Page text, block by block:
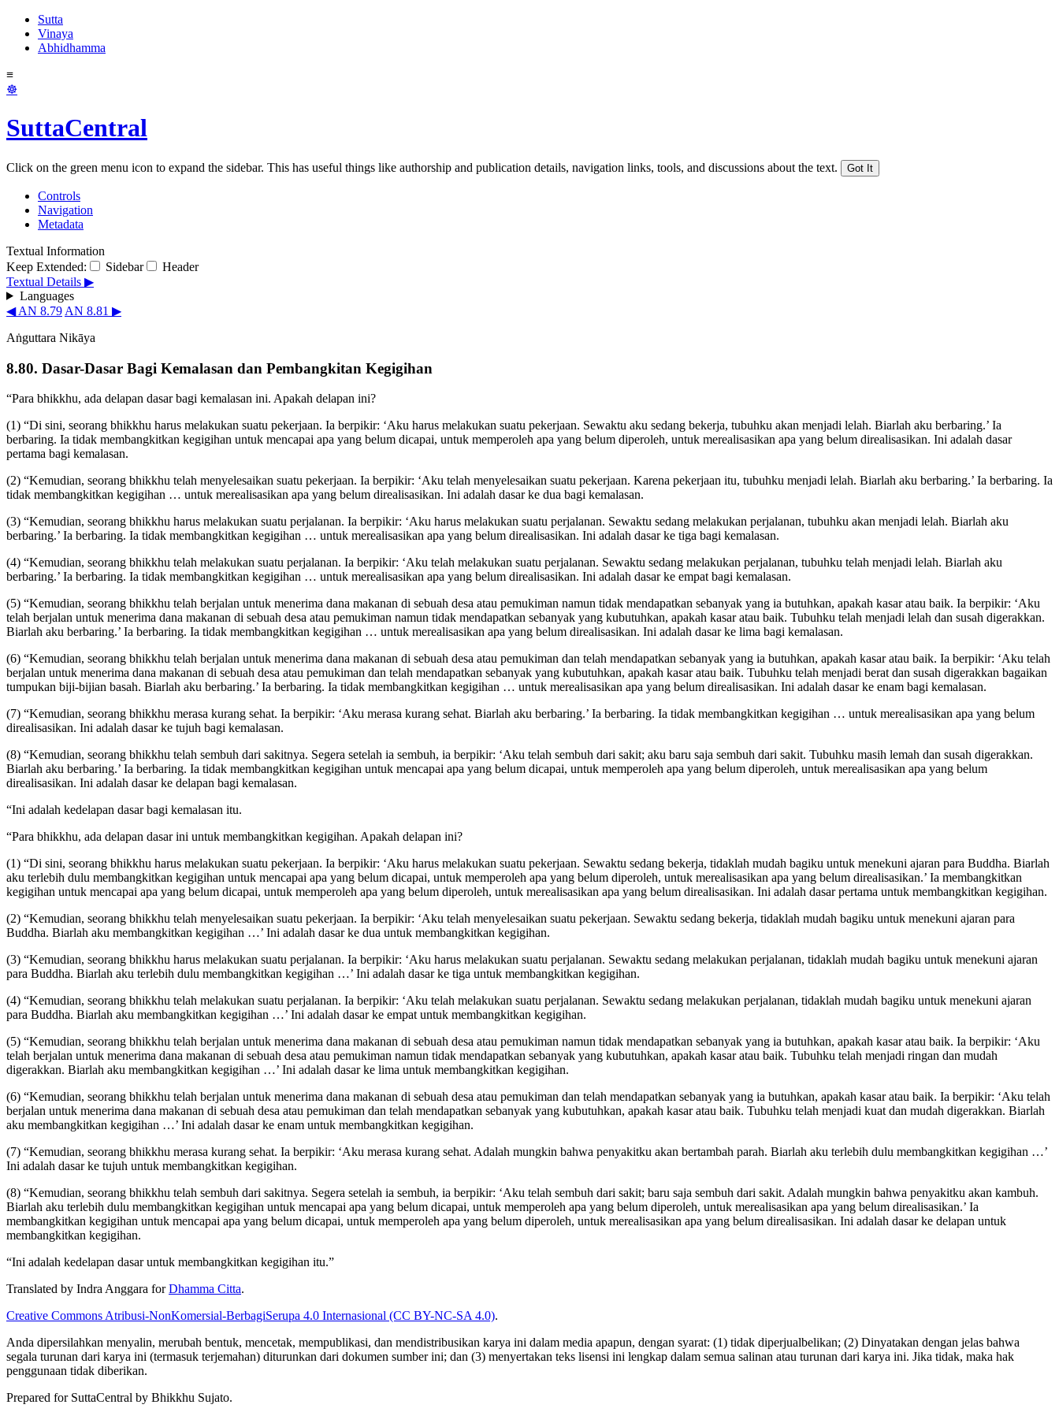
Sutta
Vinaya
Abhidhamma
≡
☸
SuttaCentral
Click on the green menu icon to expand the sidebar. This has useful things like authorship and publication details, navigation links, tools, and discussions about the text. Got It
Controls
Navigation
Metadata
Textual Information
Keep Extended:
Sidebar
Header
Textual Details ▶
Languages
◀ AN 8.79 AN 8.81 ▶
Aṅguttara Nikāya
8.80. Dasar-Dasar Bagi Kemalasan dan Pembangkitan Kegigihan
“Para bhikkhu, ada delapan dasar bagi kemalasan ini. Apakah delapan ini?
(1) “Di sini, seorang bhikkhu harus melakukan suatu pekerjaan. Ia berpikir: ‘Aku harus melakukan suatu pekerjaan. Sewaktu aku sedang bekerja, tubuhku akan menjadi lelah. Biarlah aku berbaring.’ Ia
berbaring. Ia tidak membangkitkan kegigihan untuk mencapai apa yang belum dicapai, untuk memperoleh apa yang belum diperoleh, untuk merealisasikan apa yang belum direalisasikan. Ini adalah dasar
pertama bagi kemalasan.
(2) “Kemudian, seorang bhikkhu telah menyelesaikan suatu pekerjaan. Ia berpikir: ‘Aku telah menyelesaikan suatu pekerjaan. Karena pekerjaan itu, tubuhku menjadi lelah. Biarlah aku berbaring.’ Ia berbaring. Ia
tidak membangkitkan kegigihan … untuk merealisasikan apa yang belum direalisasikan. Ini adalah dasar ke dua bagi kemalasan.
(3) “Kemudian, seorang bhikkhu harus melakukan suatu perjalanan. Ia berpikir: ‘Aku harus melakukan suatu perjalanan. Sewaktu sedang melakukan perjalanan, tubuhku akan menjadi lelah. Biarlah aku
berbaring.’ Ia berbaring. Ia tidak membangkitkan kegigihan … untuk merealisasikan apa yang belum direalisasikan. Ini adalah dasar ke tiga bagi kemalasan.
(4) “Kemudian, seorang bhikkhu telah melakukan suatu perjalanan. Ia berpikir: ‘Aku telah melakukan suatu perjalanan. Sewaktu sedang melakukan perjalanan, tubuhku telah menjadi lelah. Biarlah aku
berbaring.’ Ia berbaring. Ia tidak membangkitkan kegigihan … untuk merealisasikan apa yang belum direalisasikan. Ini adalah dasar ke empat bagi kemalasan.
(5) “Kemudian, seorang bhikkhu telah berjalan untuk menerima dana makanan di sebuah desa atau pemukiman namun tidak mendapatkan sebanyak yang ia butuhkan, apakah kasar atau baik. Ia berpikir: ‘Aku
telah berjalan untuk menerima dana makanan di sebuah desa atau pemukiman namun tidak mendapatkan sebanyak yang kubutuhkan, apakah kasar atau baik. Tubuhku telah menjadi lelah dan susah digerakkan.
Biarlah aku berbaring.’ Ia berbaring. Ia tidak membangkitkan kegigihan … untuk merealisasikan apa yang belum direalisasikan. Ini adalah dasar ke lima bagi kemalasan.
(6) “Kemudian, seorang bhikkhu telah berjalan untuk menerima dana makanan di sebuah desa atau pemukiman dan telah mendapatkan sebanyak yang ia butuhkan, apakah kasar atau baik. Ia berpikir: ‘Aku telah
berjalan untuk menerima dana makanan di sebuah desa atau pemukiman dan telah mendapatkan sebanyak yang kubutuhkan, apakah kasar atau baik. Tubuhku telah menjadi berat dan susah digerakkan bagaikan
tumpukan biji-bijian basah. Biarlah aku berbaring.’ Ia berbaring. Ia tidak membangkitkan kegigihan … untuk merealisasikan apa yang belum direalisasikan. Ini adalah dasar ke enam bagi kemalasan.
(7) “Kemudian, seorang bhikkhu merasa kurang sehat. Ia berpikir: ‘Aku merasa kurang sehat. Biarlah aku berbaring.’ Ia berbaring. Ia tidak membangkitkan kegigihan … untuk merealisasikan apa yang belum
direalisasikan. Ini adalah dasar ke tujuh bagi kemalasan.
(8) “Kemudian, seorang bhikkhu telah sembuh dari sakitnya. Segera setelah ia sembuh, ia berpikir: ‘Aku telah sembuh dari sakit; aku baru saja sembuh dari sakit. Tubuhku masih lemah dan susah digerakkan.
Biarlah aku berbaring.’ Ia berbaring. Ia tidak membangkitkan kegigihan untuk mencapai apa yang belum dicapai, untuk memperoleh apa yang belum diperoleh, untuk merealisasikan apa yang belum
direalisasikan. Ini adalah dasar ke delapan bagi kemalasan.
“Ini adalah kedelapan dasar bagi kemalasan itu.
“Para bhikkhu, ada delapan dasar ini untuk membangkitkan kegigihan. Apakah delapan ini?
(1) “Di sini, seorang bhikkhu harus melakukan suatu pekerjaan. Ia berpikir: ‘Aku harus melakukan suatu pekerjaan. Sewaktu sedang bekerja, tidaklah mudah bagiku untuk menekuni ajaran para Buddha. Biarlah
aku terlebih dulu membangkitkan kegigihan untuk mencapai apa yang belum dicapai, untuk memperoleh apa yang belum diperoleh, untuk merealisasikan apa yang belum direalisasikan.’ Ia membangkitkan
kegigihan untuk mencapai apa yang belum dicapai, untuk memperoleh apa yang belum diperoleh, untuk merealisasikan apa yang belum direalisasikan. Ini adalah dasar pertama untuk membangkitkan kegigihan.
(2) “Kemudian, seorang bhikkhu telah menyelesaikan suatu pekerjaan. Ia berpikir: ‘Aku telah menyelesaikan suatu pekerjaan. Sewaktu sedang bekerja, tidaklah mudah bagiku untuk menekuni ajaran para
Buddha. Biarlah aku membangkitkan kegigihan …’ Ini adalah dasar ke dua untuk membangkitkan kegigihan.
(3) “Kemudian, seorang bhikkhu harus melakukan suatu perjalanan. Ia berpikir: ‘Aku harus melakukan suatu perjalanan. Sewaktu sedang melakukan perjalanan, tidaklah mudah bagiku untuk menekuni ajaran
para Buddha. Biarlah aku terlebih dulu membangkitkan kegigihan …’ Ini adalah dasar ke tiga untuk membangkitkan kegigihan.
(4) “Kemudian, seorang bhikkhu telah melakukan suatu perjalanan. Ia berpikir: ‘Aku telah melakukan suatu perjalanan. Sewaktu sedang melakukan perjalanan, tidaklah mudah bagiku untuk menekuni ajaran
para Buddha. Biarlah aku membangkitkan kegigihan …’ Ini adalah dasar ke empat untuk membangkitkan kegigihan.
(5) “Kemudian, seorang bhikkhu telah berjalan untuk menerima dana makanan di sebuah desa atau pemukiman namun tidak mendapatkan sebanyak yang ia butuhkan, apakah kasar atau baik. Ia berpikir: ‘Aku
telah berjalan untuk menerima dana makanan di sebuah desa atau pemukiman namun tidak mendapatkan sebanyak yang kubutuhkan, apakah kasar atau baik. Tubuhku telah menjadi ringan dan mudah
digerakkan. Biarlah aku membangkitkan kegigihan …’ Ini adalah dasar ke lima untuk membangkitkan kegigihan.
(6) “Kemudian, seorang bhikkhu telah berjalan untuk menerima dana makanan di sebuah desa atau pemukiman dan telah mendapatkan sebanyak yang ia butuhkan, apakah kasar atau baik. Ia berpikir: ‘Aku telah
berjalan untuk menerima dana makanan di sebuah desa atau pemukiman dan telah mendapatkan sebanyak yang kubutuhkan, apakah kasar atau baik. Tubuhku telah menjadi kuat dan mudah digerakkan. Biarlah
aku membangkitkan kegigihan …’ Ini adalah dasar ke enam untuk membangkitkan kegigihan.
(7) “Kemudian, seorang bhikkhu merasa kurang sehat. Ia berpikir: ‘Aku merasa kurang sehat. Adalah mungkin bahwa penyakitku akan bertambah parah. Biarlah aku terlebih dulu membangkitkan kegigihan …’
Ini adalah dasar ke tujuh untuk membangkitkan kegigihan.
(8) “Kemudian, seorang bhikkhu telah sembuh dari sakitnya. Segera setelah ia sembuh, ia berpikir: ‘Aku telah sembuh dari sakit; baru saja sembuh dari sakit. Adalah mungkin bahwa penyakitku akan kambuh.
Biarlah aku terlebih dulu membangkitkan kegigihan untuk mencapai apa yang belum dicapai, untuk memperoleh apa yang belum diperoleh, untuk merealisasikan apa yang belum direalisasikan.’ Ia
membangkitkan kegigihan untuk mencapai apa yang belum dicapai, untuk memperoleh apa yang belum diperoleh, untuk merealisasikan apa yang belum direalisasikan. Ini adalah dasar ke delapan untuk
membangkitkan kegigihan.
“Ini adalah kedelapan dasar untuk membangkitkan kegigihan itu.”
Translated by Indra Anggara forDhamma Citta.
Creative Commons Atribusi-NonKomersial-BerbagiSerupa 4.0 Internasional (CC BY-NC-SA 4.0).
Anda dipersilahkan menyalin, merubah bentuk, mencetak, mempublikasi, dan mendistribusikan karya ini dalam media apapun, dengan syarat: (1) tidak diperjualbelikan; (2) Dinyatakan dengan jelas bahwa
segala turunan dari karya ini (termasuk terjemahan) diturunkan dari dokumen sumber ini; dan (3) menyertakan teks lisensi ini lengkap dalam semua salinan atau turunan dari karya ini. Jika tidak, maka hak
penggunaan tidak diberikan.
Prepared for SuttaCentral by Bhikkhu Sujato.